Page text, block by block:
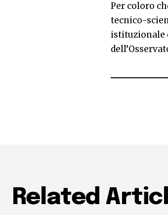
Per coloro
tecnico-
istituzionale
Related